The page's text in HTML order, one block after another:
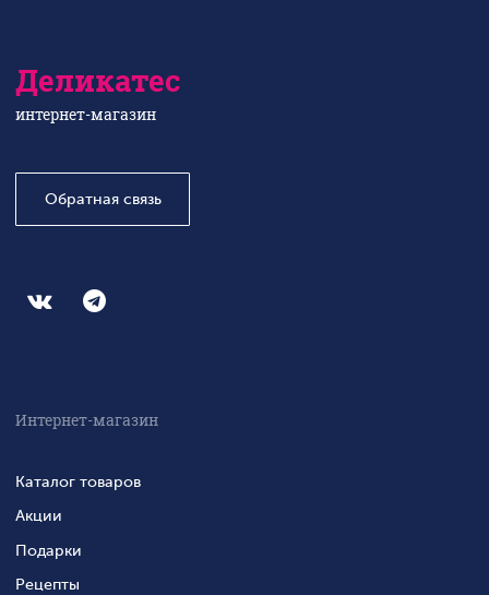
Деликатес
интернет-магазин
Обратная связь
Интернет-магазин
Каталог товаров
Акции
Подарки
Рецепты